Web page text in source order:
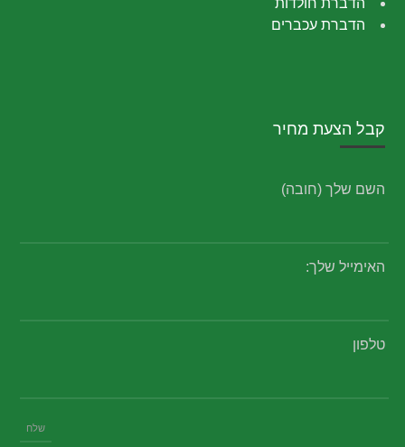
הדברת חולדות
הדברת עכברים
קבל הצעת מחיר
השם שלך (חובה)
האימייל שלך:
טלפון